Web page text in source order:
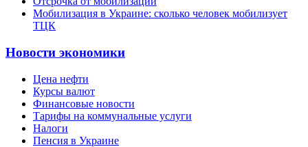
Мобилизация в Украине: сколько человек мобилизует
ТЦК
Новости экономики
Цена нефти
Курсы валют
Финансовые новости
Тарифы на коммунальные услуги
Налоги
Пенсия в Украине